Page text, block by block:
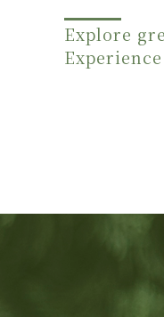
Explore